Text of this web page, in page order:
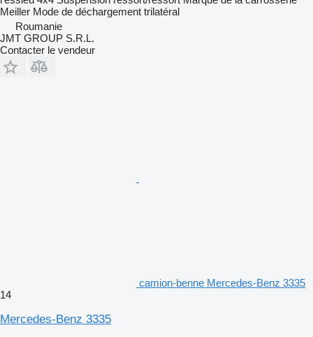
Meiller Mode de déchargement trilatéral
Roumanie
JMT GROUP S.R.L.
Contacter le vendeur
camion-benne Mercedes-Benz 3335
14
Mercedes-Benz 3335